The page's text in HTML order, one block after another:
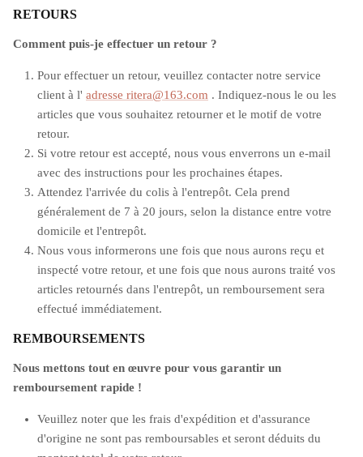
RETOURS
Comment puis-je effectuer un retour ?
Pour effectuer un retour, veuillez contacter notre service
client à l' adresse ritera@163.com . Indiquez-nous le ou les
articles que vous souhaitez retourner et le motif de votre
retour.
Si votre retour est accepté, nous vous enverrons un e-mail
avec des instructions pour les prochaines étapes.
Attendez l'arrivée du colis à l'entrepôt. Cela prend
généralement de 7 à 20 jours, selon la distance entre votre
domicile et l'entrepôt.
Nous vous informerons une fois que nous aurons reçu et
inspecté votre retour, et une fois que nous aurons traité vos
articles retournés dans l'entrepôt, un remboursement sera
effectué immédiatement.
REMBOURSEMENTS
Nous mettons tout en œuvre pour vous garantir un
remboursement rapide !
Veuillez noter que les frais d'expédition et d'assurance
d'origine ne sont pas remboursables et seront déduits du